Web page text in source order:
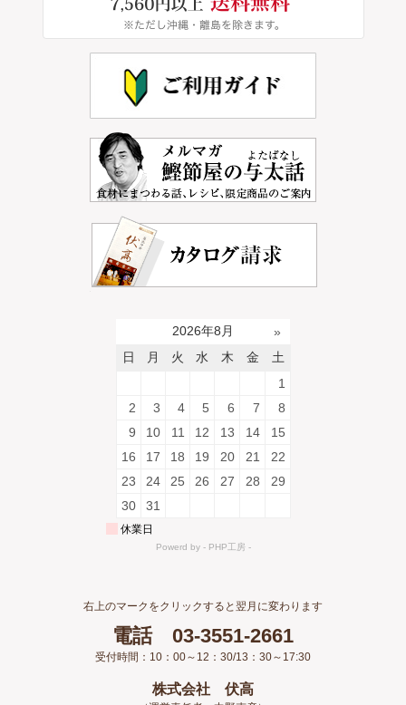
右上のマークをクリックすると翌月に変わります
電話 03-3551-2661
受付時間：10：00～12：30/13：30～17:30
株式会社 伏高